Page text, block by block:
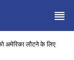
अमेरिका लौटने के लिए